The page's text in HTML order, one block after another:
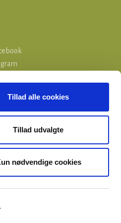
Tillad alle cookies
Tillad udvalgte
nødvendige cookies